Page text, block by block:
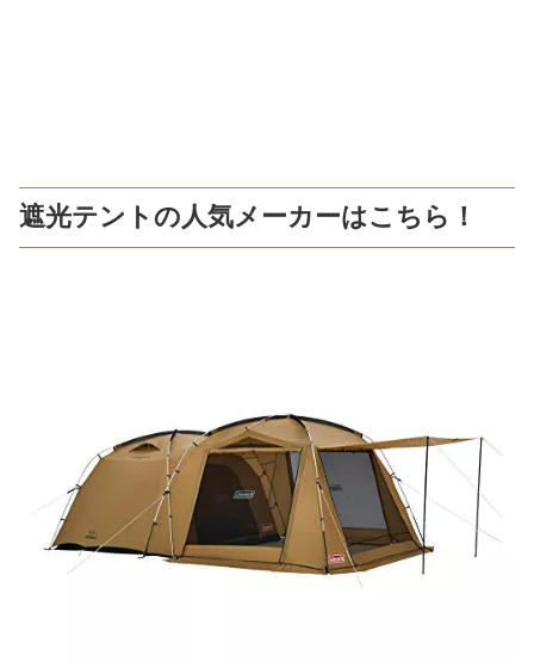
遮光テントの人気メーカーはこちら！